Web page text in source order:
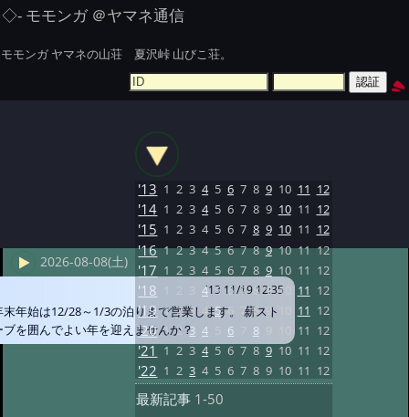
◇- モモンガ ＠ヤマネ通信
モモンガ ヤマネの山荘 夏沢峠 山びこ荘。
2026-08-08(土)
'13 11/19 12:35
末年始は12/28～1/3の泊りまで営業します。 薪スト
ブを囲んでよい年を迎えませんか？
'13 1 2 3 4 5 6 7 8 9 10 11 12
'14 1 2 3 4 5 6 7 8 9 10 11 12
'15 1 2 3 4 5 6 7 8 9 10 11 12
'16 1 2 3 4 5 6 7 8 9 10 11 12
'17 1 2 3 4 5 6 7 8 9 10 11 12
'18 1 2 3 4 5 6 7 8 9 10 11 12
'19 1 2 3 4 5 6 7 8 9 11 12
'20 1 2 3 4 5 6 7 8 11 12
'21 1 2 3 4 5 6 7 8 9 10 11 12
'22 1 2 3 4 5 6 7 8 9 10 11 12
最新記事 1-50